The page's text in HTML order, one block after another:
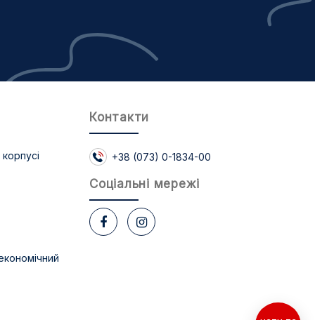
Контакти
+38 (073) 0-1834-00
Соцiальнi мережi